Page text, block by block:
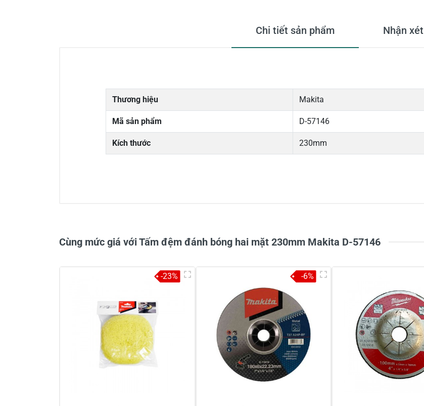
Chi tiết sản phẩm Nhận xét
Thương hiệu Makita
Mã sản phẩm D-57146
Kích thước 230mm
Viết nhận xét về sản phẩm
Đánh giá sao Họ và tên* Tiêu đề của nhận xét*
Cùng mức giá với Tấm đệm đánh bóng hai mặt 230mm Makita D-57146
-23% -6%